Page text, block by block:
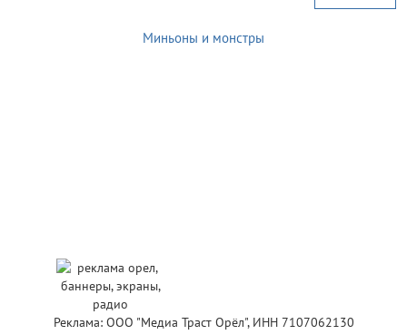
Миньоны и монстры
Реклама: ООО "Медиа Траст Орёл", ИНН 7107062130